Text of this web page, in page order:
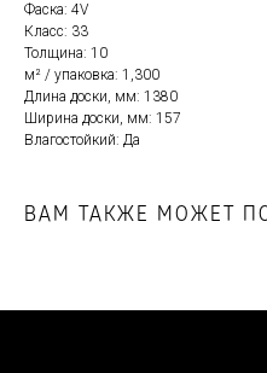
Фаска: 4V
Класс: 33
Толщина: 10
м² / упаковка: 1,300
Длина доски, мм: 1380
Ширина доски, мм: 157
Влагостойкий: Да
ВАМ ТАКЖЕ МОЖЕТ